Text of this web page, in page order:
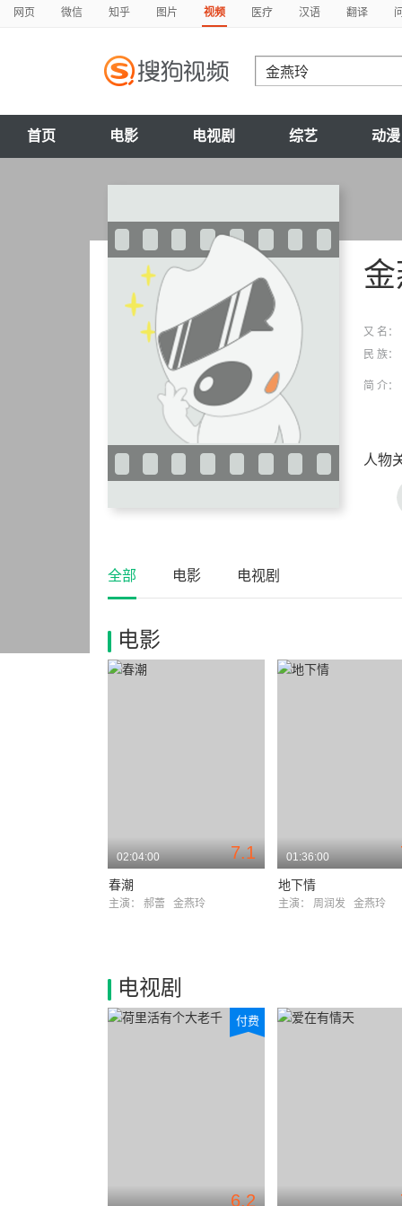
网页 微信 知乎 图片 视频 医疗 汉语 翻译
首页 电影 电视剧 综艺 动漫
又 名：
民 族：
简 介：
人物
全部 电影 电视剧
电影
7.1
02:04:00
春潮
主演： 郝蕾 金燕玲
01:36:00
地下情
主演： 周润发 金燕玲
电视剧
6.2
付费